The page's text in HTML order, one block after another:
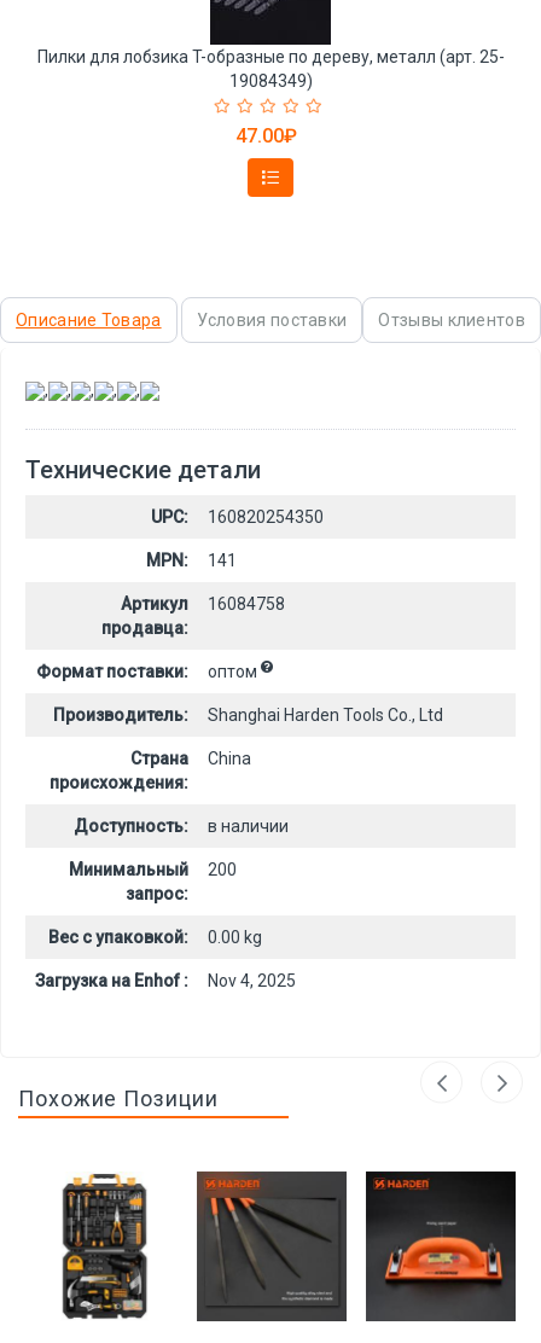
Пилки для лобзика T-образные по дереву, металл (арт. 25-
19084349)
47.00₽
Описание Товара Условия поставки Отзывы клиентов
, , , , ,
Технические детали
UPC: 160820254350
MPN: 141
Артикул
продавца:
16084758
Формат поставки: оптом
Производитель: Shanghai Harden Tools Co., Ltd
Страна
происхождения:
China
Доступность: в наличии
Минимальный
запрос:
200
Вес с упаковкой: 0.00 kg
Загрузка на Enhof : Nov 4, 2025
Похожие Позиции